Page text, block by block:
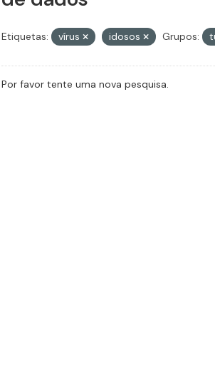
Etiquetas: vírus idosos Grupos:
Por favor tente uma nova pesquisa.